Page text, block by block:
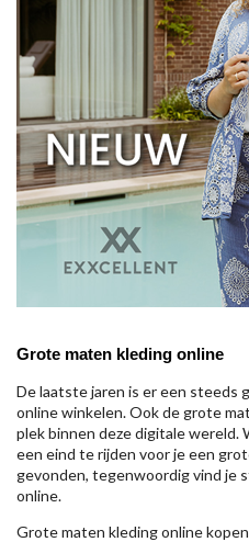
Grote maten kleding online
De laatste jaren is er een steeds
online winkelen. Ook de grote
plek binnen deze digitale wereld.
een eind te rijden voor je een
gevonden, tegenwoordig vind je
online.
Grote maten kleding online